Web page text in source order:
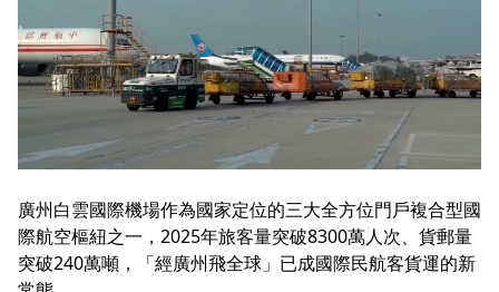
廣州白雲國際機場作為國家定位的三大全方位門戶複合型國
際航空樞紐之一，2025年旅客量突破8300萬人次、貨郵量
突破240萬噸，「經廣州飛全球」已成國際民航客貨運的新